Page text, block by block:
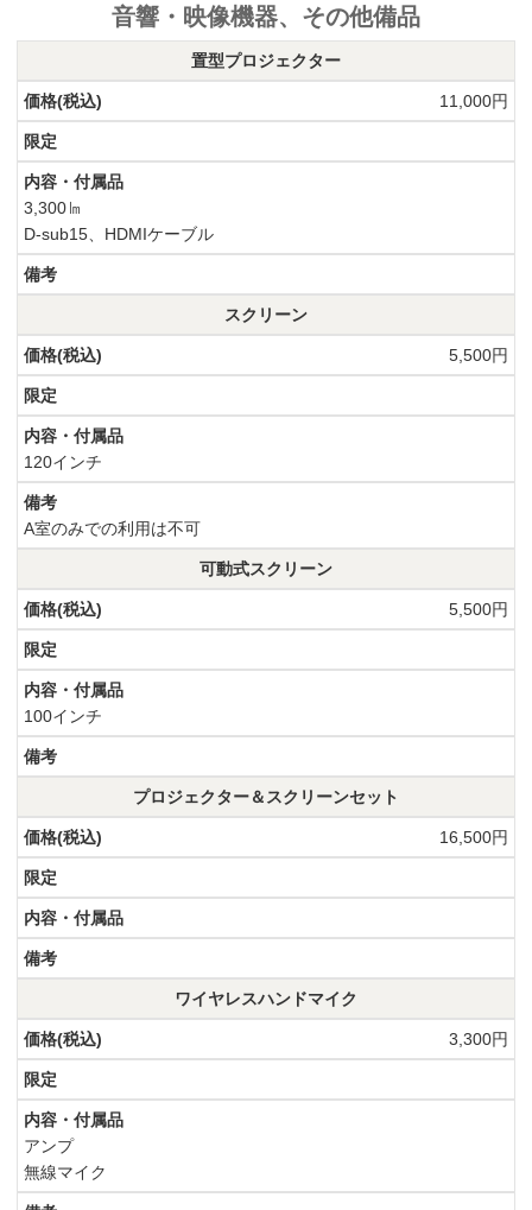
音響・映像機器、その他備品
置型プロジェクター
11,000円
3,300㏐
D-sub15、HDMIケーブル
スクリーン
5,500円
120インチ
A室のみでの利用は不可
可動式スクリーン
5,500円
100インチ
プロジェクター＆スクリーンセット
16,500円
ワイヤレスハンドマイク
3,300円
アンプ
無線マイク